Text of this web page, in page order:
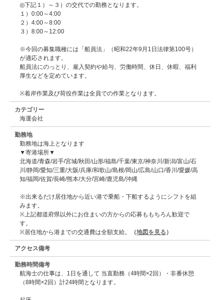
◎下記１）～３）の交代での勤務となります。
１）0:00～4:00
２）4:00～8:00
３）8:00～12:00
※今回の募集職種には「船員法」（昭和22年9月1日法律第100号）
が適応されます。
船員法にのっとり、雇入契約や給与、労働時間、休日、休暇、福利
厚生などを定めています。
※着岸作業及び荷役作業は全員での作業となります。
カテゴリー
海運会社
勤務地
勤務地は海上となります
▼寄港場所▼
北海道/青森/岩手/宮城/秋田/山形/福島/千葉/東京/神奈川/新潟/富山/石
川/静岡/愛知/三重/大阪/兵庫/和歌山/島根/岡山/広島/山口/香川/愛媛/高
知/福岡/佐賀/長崎/熊本/大分/宮崎/鹿児島/沖縄
※出来るだけ居住地から近い港で乗船・下船するようにシフトを組
みます。
※上記都道府県以外にお住まいの方からの応募ももちろん歓迎で
す。
※居住地から港までの交通費は全額支給。
（地図を見る ）
アクセス備考
勤務時間備考
航海士の仕事は、1日を通して 当直勤務（4時間×2回）・非番休憩
（8時間×2回）計24時間となります。